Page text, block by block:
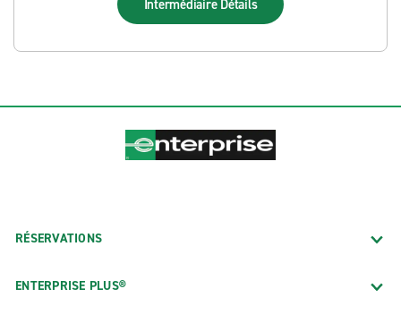
Intermédiaire Détails
RÉSERVATIONS
ENTERPRISE PLUS®